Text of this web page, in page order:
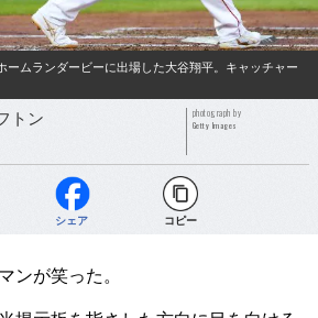
ームランダービーに出場した大谷翔平。キャッチャー
トン photograph by
Getty Images
シェア コピー
ンが笑った。